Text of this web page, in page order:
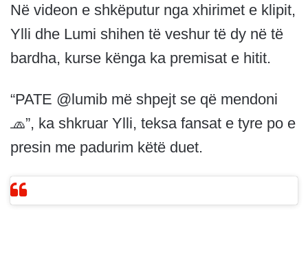
Në videon e shkëputur nga xhirimet e klipit,
Ylli dhe Lumi shihen të veshur të dy në të
bardha, kurse kënga ka premisat e hitit.
“PATE @lumib më shpejt se që mendoni
🧢”, ka shkruar Ylli, teksa fansat e tyre po e
presin me padurim këtë duet.